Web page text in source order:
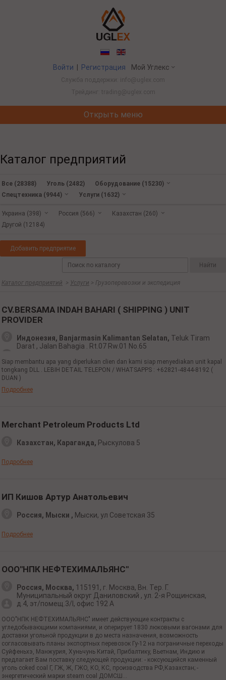
Мой Углекс
Войти Регистрация
Служба поддержки: info@uglex.com
Трейдинг: trading@uglex.com
Открыть меню
Каталог предприятий
Все (28388) Уголь (2482)
Оборудование (15230)
Спецтехника (9944)
Услуги (1632)
Украина (398) Россия (566)
Казахстан (260)
Другой (12184)
Добавить предприятие
Каталог предприятий > Услуги > Грузоперевозки и экспедиция
CV.BERSAMA INDAH BAHARI ( SHIPPING ) UNIT
PROVIDER
Индонезия, Banjarmasin Kalimantan Selatan, Teluk Tiram
Darat , Jalan Bahagia . Rt.07 Rw.01 No.65
Siap membantu apa yang diperlukan clien dan kami siap menyediakan unit kapal
tongkang DLL . LEBIH DETAIL TELEPON / WHATSAPPS : +62821-4844-8192 (
DUAN )
Подробнее
Merchant Petroleum Products Ltd
Казахстан, Караганда, Рыскулова 5
Подробнее
ИП Кишов Артур Анатольевич
Россия, Мыски , Мыски, ул Советская 35
Подробнее
ООО"НПК НЕФТЕХИМАЛЬЯНС"
Россия, Москва, 115191, г. Москва, Вн. Тер. Г.
Муниципальный округ Даниловский , ул. 2-я Рощинская,
д.4, эт/помещ.3/I, офис 192 А
ООО"НПК НЕФТЕХИМАЛЬЯНС" имеет действующие контракты с
угледобывающими компаниями, и оперирует 1830 люковыми вагонами для
доставки угольной продукции в до места назначения, возможность
согласовывать планы экспортных перевозок Гу-12 на пограничные переходы
Суйфеньхэ, Манжурия, Хуньчунь Китай, Прибалтику, Вьетнам, Индию и
предлагает Вам поставку следующей продукции: - коксующийся каменный
уголь coked coal Г, ГЖ, Ж, ГЖО, КО, КС, производства РФ,Казахстан; -
энергетический марки steam coal ДОМСШ...